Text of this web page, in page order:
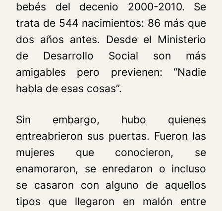
bebés del decenio 2000-2010. Se
trata de 544 nacimientos: 86 más que
dos años antes. Desde el Ministerio
de Desarrollo Social son más
amigables pero previenen: “Nadie
habla de esas cosas”.
Sin embargo, hubo quienes
entreabrieron sus puertas. Fueron las
mujeres que conocieron, se
enamoraron, se enredaron o incluso
se casaron con alguno de aquellos
tipos que llegaron en malón entre